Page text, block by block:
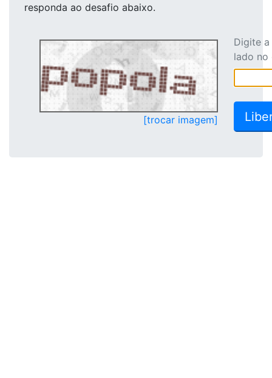
responda ao desafio abaixo.
[trocar imagem]
Digite
lado no